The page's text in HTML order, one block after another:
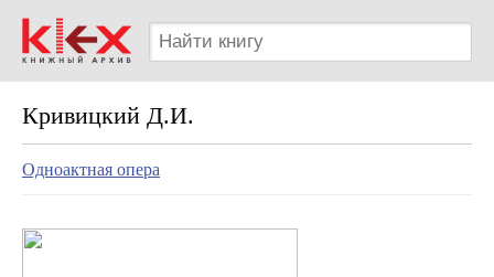
Кривицкий Д.И.
Одноактная опера